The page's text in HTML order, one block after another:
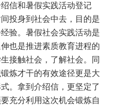
信和暑假实践活动登记
投身到社会中去，目的是
验。暑假社会实践活动是
也是推进素质教育进程的
接触社会，了解社会。同
炼才干的有效途径更是大
。拿到介绍信，更坚定了
充分利用这次机会锻炼自